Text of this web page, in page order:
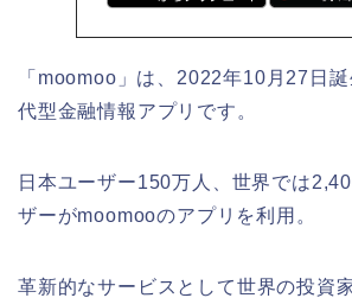
「moomoo」は、2022年10月27日
代型金融情報アプリです。
日本ユーザー150万人、世界では
ザーがmoomooのアプリを利用。
革新的なサービスとして世界の投資